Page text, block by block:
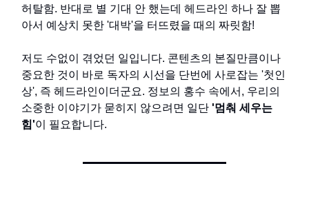
허탈함. 반대로 별 기대 안 했는데 헤드라인 하나 잘 뽑
아서 예상치 못한 '대박'을 터뜨렸을 때의 짜릿함!
저도 수없이 겪었던 일입니다. 콘텐츠의 본질만큼이나
중요한 것이 바로 독자의 시선을 단번에 사로잡는 '첫인
상', 즉 헤드라인이더군요. 정보의 홍수 속에서, 우리의
소중한 이야기가 묻히지 않으려면 일단 '멈춰 세우는
힘'이 필요합니다.